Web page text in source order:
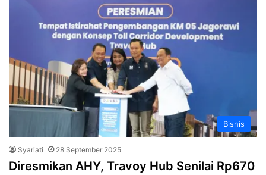
Bisnis
Syariati 28 September 2025
Diresmikan AHY, Travoy Hub Senilai Rp670